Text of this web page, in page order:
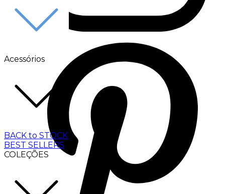
Acessórios
BACK to STOCK
BEST SELLERS
COLEÇÕES